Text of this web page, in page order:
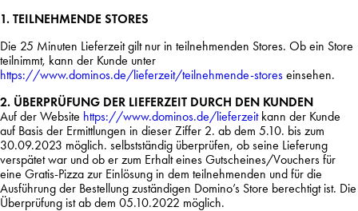
1. TEILNEHMENDE STORES
Die 25 Minuten Lieferzeit gilt nur in teilnehmenden Stores. Ob ein Store
teilnimmt, kann der Kunde unter
https://www.dominos.de/lieferzeit/teilnehmende-stores einsehen.
2. ÜBERPRÜFUNG DER LIEFERZEIT DURCH DEN KUNDEN
Auf der Website https://www.dominos.de/lieferzeitkann der Kunde
auf Basis der Ermittlungen in dieser Ziffer 2. ab dem 5.10. bis zum
30.09.2023 möglich. selbstständig überprüfen, ob seine Lieferung
verspätet war und ob er zum Erhalt eines Gutscheines/Vouchers für
eine Gratis-Pizza zur Einlösung in dem teilnehmenden und für die
Ausführung der Bestellung zuständigen Domino’s Store berechtigt ist. Die
Überprüfung ist ab dem 05.10.2022 möglich.